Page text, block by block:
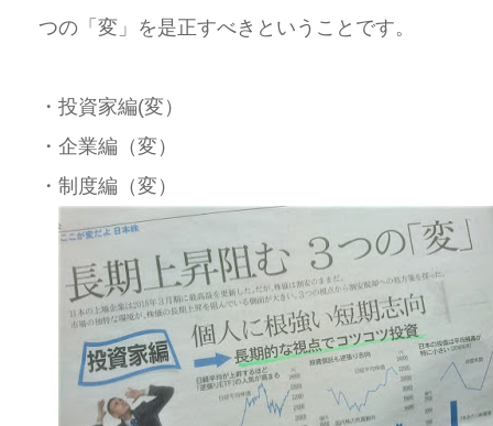
つの「変」を是正すべきということです。
・投資家編(変）
・企業編（変）
・制度編（変）